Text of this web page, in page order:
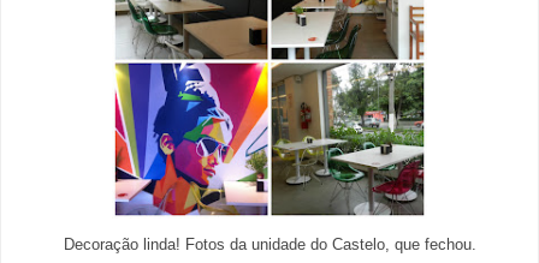
Decoração linda! Fotos da unidade do Castelo, que fechou.